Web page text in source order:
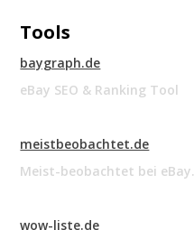
Tools
baygraph.de
eBay SEO & Ranking Tool
meistbeobachtet.de
Meist-beobachtet bei eBay.
wow-liste.de